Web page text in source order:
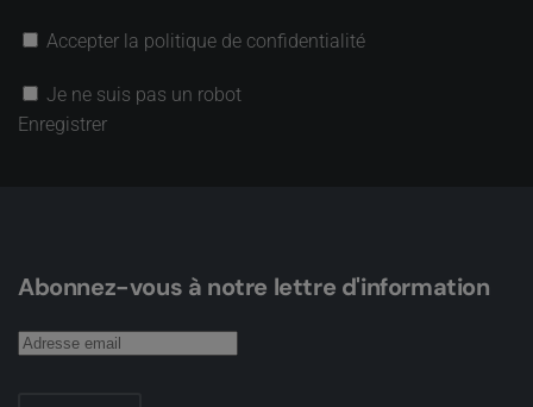
Accepter la politique de confidentialité
Je ne suis pas un robot
Enregistrer
Abonnez-vous à notre lettre d'information